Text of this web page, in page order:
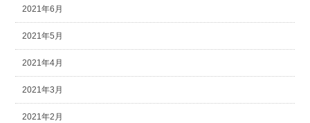
2021年6月
2021年5月
2021年4月
2021年3月
2021年2月